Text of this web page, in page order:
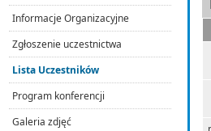
Informacje Organizacyjne
Zgłoszenie uczestnictwa
Lista Uczestników
Program konferencji
Galeria zdjęć